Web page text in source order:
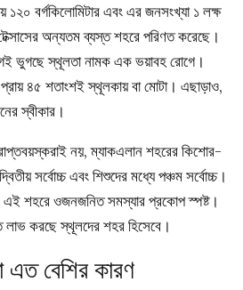
বর্গকিলোমিটার এবং এর জনসংখ্যা ১ লক্ষ
অন্যতম ব্যস্ত শহরে পরিণত করেছে।
ভুগছে স্থূলতা নামক এক ভয়াবহ রোগে।
৪৫ শতাংশই স্থূলকায় বা মোটা। এছাড়াও,
স্বীকার।
নয়, ম্যাকএলান শহরের কিশোর-
সর্বোচ্চ এবং শিশুদের মধ্যে পঞ্চম সর্বোচ্চ।
এই শহরে ওজনজনিত সমস্যার প্রকোপ স্পষ্ট।
লাভ করছে স্থূলদের শহর হিসেবে।
এত বেশির কারণ